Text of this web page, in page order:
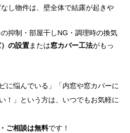
し物件は、壁全体で結露が起きや
抑制・部屋干しNG・調理時の換気
の設置または窓カバー工法がもっ
に悩んでいる」「内窓や窓カバーに
！」という方は、いつでもお気軽に
ご相談は無料です！